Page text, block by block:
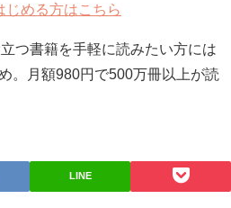
じめる方はこちら
つ書籍を手軽に読みたい方には
。月額980円で500万冊以上が読
LINE